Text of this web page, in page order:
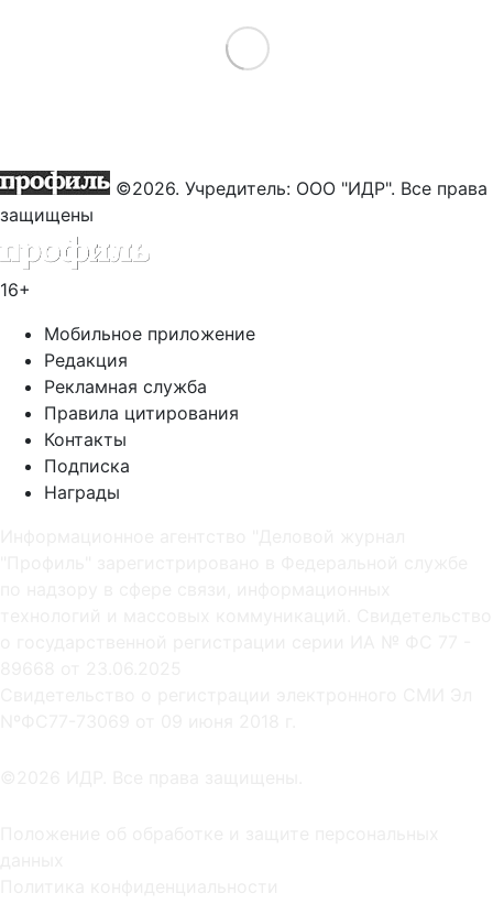
Load More
©2026. Учредитель: ООО "ИДР". Все права
защищены
16+
Мобильное приложение
Редакция
Рекламная служба
Правила цитирования
Контакты
Подписка
Награды